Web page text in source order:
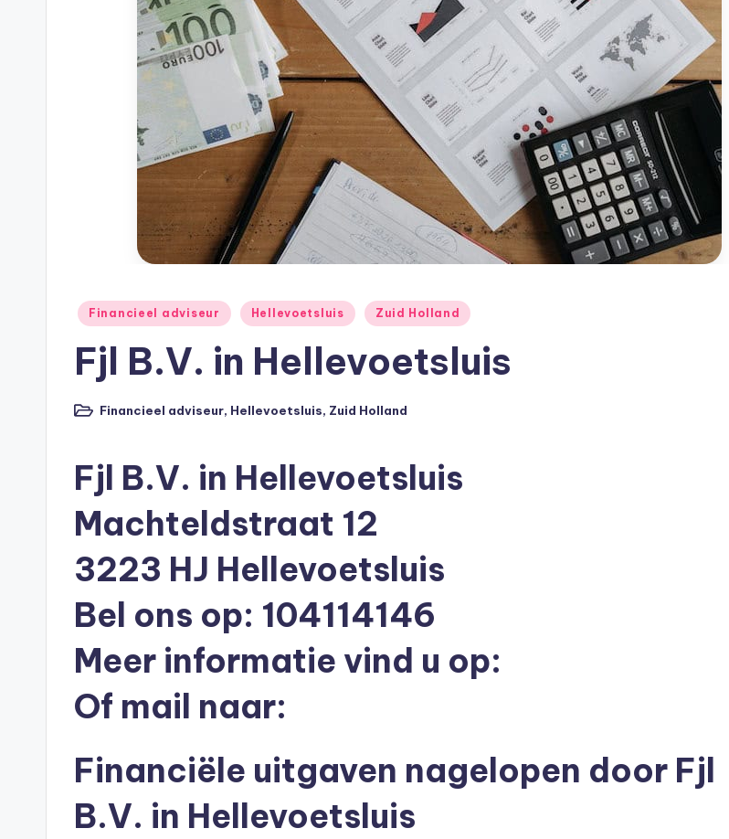
O
Geplaatst
Financieel adviseur Hellevoetsluis Zuid Holland
Fjl B.V. in Hellevoetsluis
Geplaatst
Financieel adviseur, Hellevoetsluis, Zuid Holland
Fjl B.V. in Hellevoetsluis
Machteldstraat 12
3223 HJ Hellevoetsluis
Bel ons op: 104114146
Meer informatie vind u op:
Of mail naar:
Financiële uitgaven nagelopen door Fjl
B.V. in Hellevoetsluis